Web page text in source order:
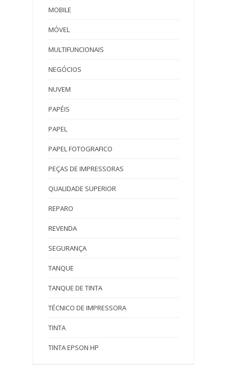
MOBILE
MÓVEL
MULTIFUNCIONAIS
NEGÓCIOS
NUVEM
PAPÉIS
PAPEL
PAPEL FOTOGRAFICO
PEÇAS DE IMPRESSORAS
QUALIDADE SUPERIOR
REPARO
REVENDA
SEGURANÇA
TANQUE
TANQUE DE TINTA
TÉCNICO DE IMPRESSORA
TINTA
TINTA EPSON HP